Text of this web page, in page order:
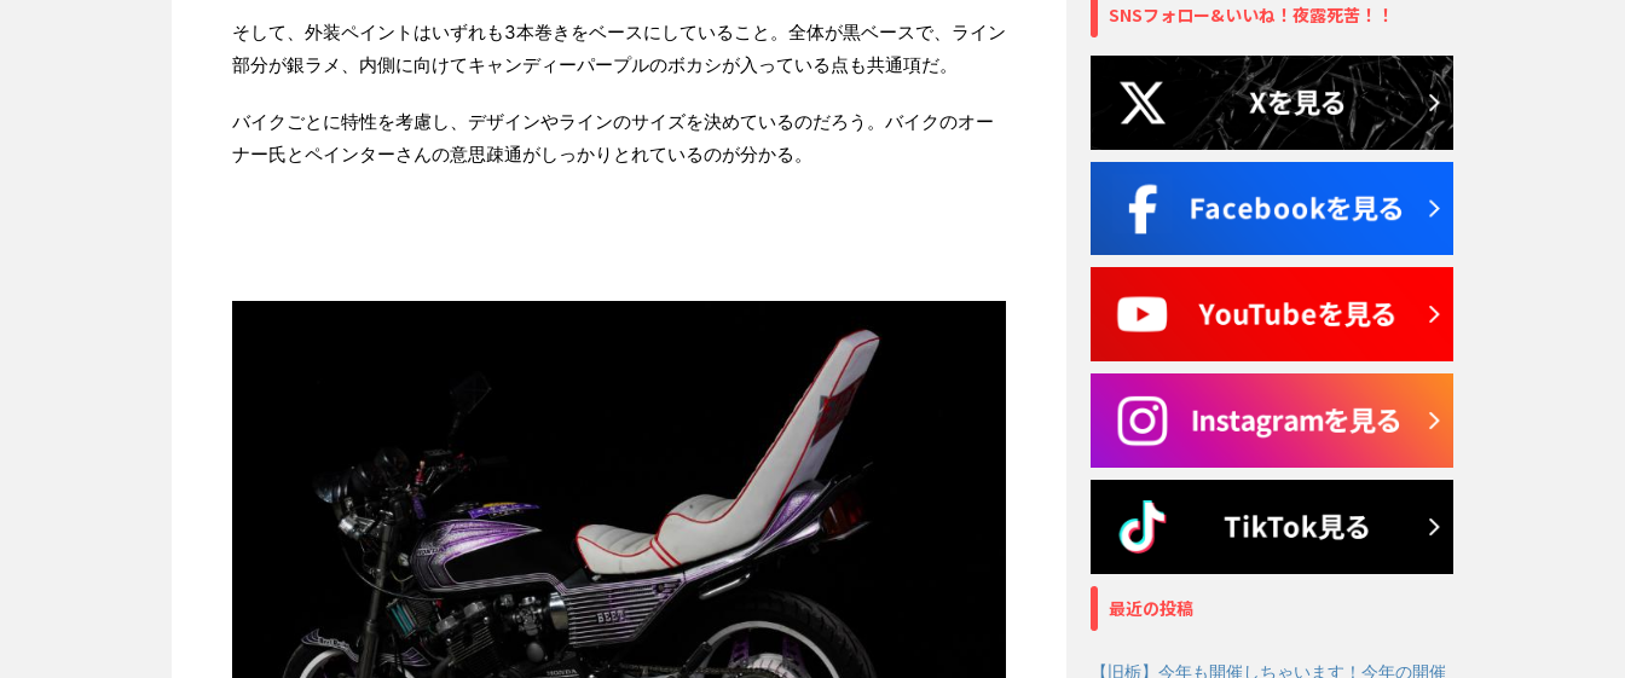
そして、外装ペイントはいずれも3本巻きをベースにしていること。全体が黒ベースで、ライン
部分が銀ラメ、内側に向けてキャンディーパープルのボカシが入っている点も共通項だ。
バイクごとに特性を考慮し、デザインやラインのサイズを決めているのだろう。バイクのオー
ナー氏とペインターさんの意思疎通がしっかりとれているのが分かる。
SNSフォロー&いいね！夜露死苦！！
最近の投稿
【旧栃】今年も開催しちゃいます！今年の開催